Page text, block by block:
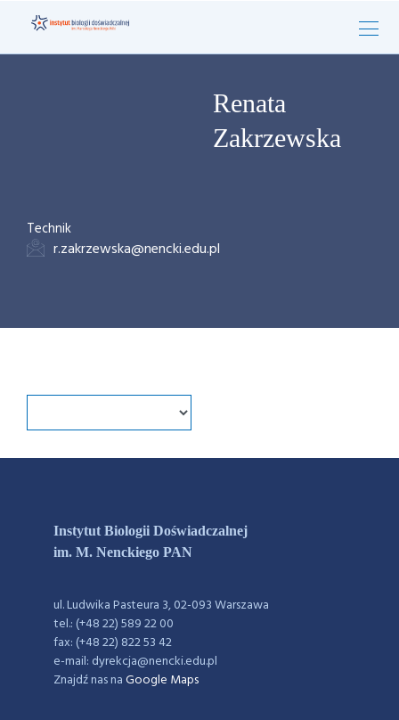
Renata
Zakrzewska
Technik
r.zakrzewska@nencki.edu.pl
Instytut Biologii Doświadczalnej
im. M. Nenckiego PAN
ul. Ludwika Pasteura 3, 02-093 Warszawa
tel.: (+48 22) 589 22 00
fax: (+48 22) 822 53 42
e-mail: dyrekcja@nencki.edu.pl
Znajdź nas naGoogle Maps